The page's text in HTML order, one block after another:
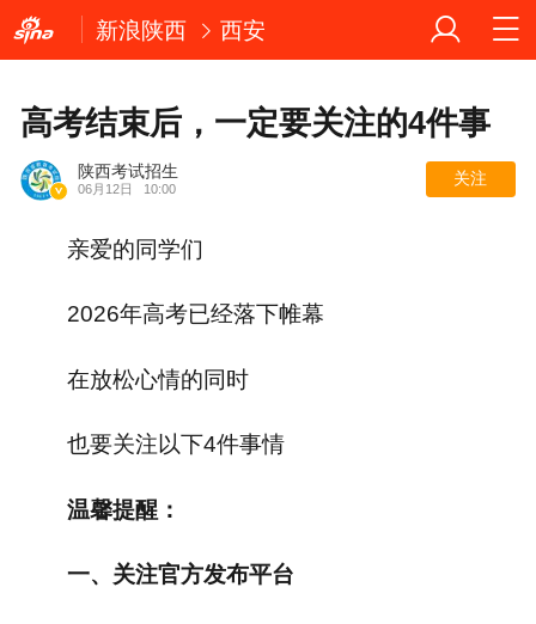
新浪陕西 西安
高考结束后，一定要关注的4件事
陕西考试招生
06月12日 10:00
关注
亲爱的同学们
2026年高考已经落下帷幕
在放松心情的同时
也要关注以下4件事情
温馨提醒：
一、关注官方发布平台